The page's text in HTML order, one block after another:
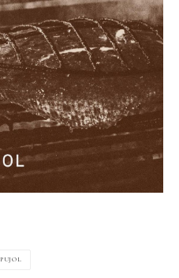
PUJOL